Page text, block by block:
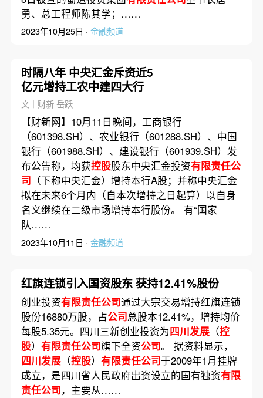
勇、总工程师陈其学；……
2023年10月25日 · 金融频道
时隔八年 中央汇金斥资近5
亿元增持工农中建四大行
文｜财新 岳跃
【财新网】10月11日晚间，工商银行
（601398.SH）、农业银行（601288.SH）、中国
银行（601988.SH）、建设银行（601939.SH）发
布公告称，均获控股股东中央汇金投资有限责任公
司 （下称中央汇金）增持本行A股；并称中央汇金
拟在未来6个月内（自本次增持之日起算）以自身
名义继续在二级市场增持本行股份。 有“国家
队……
2023年10月11日 · 金融频道
红旗连锁引入国资股东 获持12.41%股份
创业投资有限责任公司通过大宗交易增持红旗连锁
股份16880万股，占公司总股本12.41%，增持均价
每股5.35元。四川三新创业投资为四川发展（控
股） 有限责任公司旗下全资公司。 据资料显示，
四川发展（控股） 有限责任公司于2009年1月挂牌
成立，是四川省人民政府出资设立的国有独资有限
责任公司，主要从……